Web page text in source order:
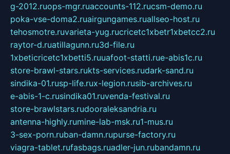
g-2012.ruops-mgr.ruaccounts-112.rucsm-demo.ru
poka-vse-doma2.ruairgungames.ruallseo-host.ru
tehosmotre.ruvarieta-yug.rucricetc1xbetr1xbetcc2.ru
raytor-d.ruatillagunn.ru3d-file.ru
1xbeticricetc1xbetti5.ruuafoot-statti.rue-abis1c.ru
store-brawl-stars.rukts-services.rudark-sand.ru
sindika-01.rusp-life.rux-legion.rusib-archives.ru
e-abis-1-c.rusindika01.ruvenda-festival.ru
store-brawlstars.rudooraleksandria.ru
antenna-highly.rumine-lab-msk.ru1-mus.ru
3-sex-porn.ruban-damn.rupurse-factory.ru
viagra-tablet.rufasbags.ruadler-jun.rubandamn.ru